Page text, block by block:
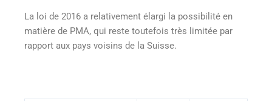
La loi de 2016 a relativement élargi la possibilité en
matière de PMA, qui reste toutefois très limitée par
rapport aux pays voisins de la Suisse.